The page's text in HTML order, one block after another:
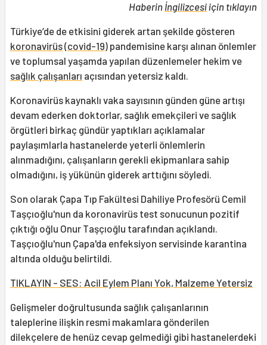
Haberin İngilizcesiiçin tıklayın
Türkiye’de de etkisini giderek artan şekilde gösteren
koronavirüs(covid-19) pandemisine karşı alınan önlemler
ve toplumsal yaşamda yapılan düzenlemeler hekim ve
sağlık çalışanları açısından yetersiz kaldı.
Koronavirüs kaynaklı vaka sayısının günden güne artışı
devam ederken doktorlar, sağlık emekçileri ve sağlık
örgütleri birkaç gündür yaptıkları açıklamalar
paylaşımlarla hastanelerde yeterli önlemlerin
alınmadığını, çalışanların gerekli ekipmanlara sahip
olmadığını, iş yükünün giderek arttığını söyledi.
Son olarak Çapa Tıp Fakültesi Dahiliye Profesörü Cemil
Taşçıoğlu'nun da koronavirüs test sonucunun pozitif
çıktığı oğlu Onur Taşçıoğlu tarafından açıklandı.
Taşçıoğlu'nun Çapa'da enfeksiyon servisinde karantina
altında olduğu belirtildi.
TIKLAYIN - SES: Acil Eylem Planı Yok, Malzeme Yetersiz
Gelişmeler doğrultusunda sağlık çalışanlarının
taleplerine ilişkin resmi makamlara gönderilen
dilekçelere de henüz cevap gelmediği gibi hastanelerdeki